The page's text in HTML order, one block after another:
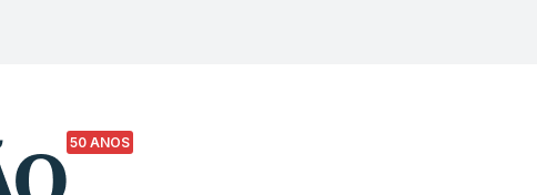
50 ANOS